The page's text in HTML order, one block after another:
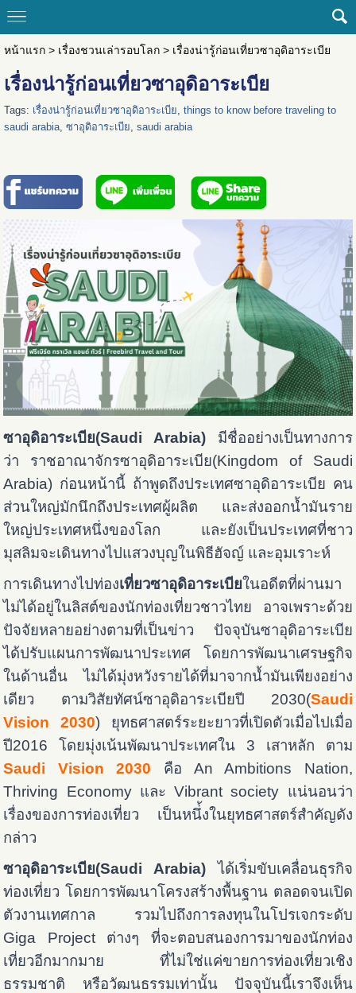
หน้าแรก> เรื่องชวนเล่ารอบโลก> เรื่องน่ารู้ก่อนเที่ยวซาอุดิอาระเบีย
เรื่องน่ารู้ก่อนเที่ยวซาอุดิอาระเบีย
Tags: เรื่องน่ารู้ก่อนเที่ยวซาอุดิอาระเบีย, things to know before traveling to
saudi arabia, ซาอุดิอาระเบีย, saudi arabia
ซาอุดิอาระเบีย(Saudi Arabia) มีชื่ออย่างเป็นทางการ
ว่า ราชอาณาจักรซาอุดิอาระเบีย(Kingdom of Saudi
Arabia) ก่อนหน้านี้ ถ้าพูดถึงประเทศซาอุดิอาระเบีย คน
ส่วนใหญ่มักนึกถึงประเทศผู้ผลิต และส่งออกน้ำมันราย
ใหญ่ประเทศหนึ่งของโลก และยังเป็นประเทศที่ชาว
มุสลิมจะเดินทางไปแสวงบุญในพิธีฮัจญ์ และอุมเราะห์
การเดินทางไปท่องเที่ยวซาอุดิอาระเบียในอดีตที่ผ่านมา
ไม่ได้อยู่ในลิสต์ของนักท่องเที่ยวชาวไทย อาจเพราะด้วย
ปัจจัยหลายอย่างตามที่เป็นข่าว ปัจจุบันซาอุดิอาระเบีย
ได้ปรับแผนการพัฒนาประเทศ โดยการพัฒนาเศรษฐกิจ
ในด้านอื่น ไม่ได้มุ่งหวังรายได้ที่มาจากน้ำมันเพียงอย่าง
เดียว ตามวิสัยทัศน์ซาอุดิอาระเบียปี 2030(Saudi
Vision 2030) ยุทธศาสตร์ระยะยาวที่เปิดตัวเมื่อไปเมื่อ
ปี2016 โดยมุ่งเน้นพัฒนาประเทศใน 3 เสาหลัก ตาม
Saudi Vision 2030 คือ An Ambitions Nation,
Thriving Economy และ Vibrant society แน่นอนว่า
เรื่องของการท่องเที่ยว เป็นหนึ่้งในยุทธศาสตร์สำคัญดัง
กล่าว
ซาอุดิอาระเบีย(Saudi Arabia) ได้เริ่มขับเคลื่อนธุรกิจ
ท่องเที่ยว โดยการพัฒนาโครงสร้างพื้นฐาน ตลอดจนเปิด
ตัวงานเทศกาล รวมไปถึงการลงทุนในโปรเจกระดับ
Giga Project ต่างๆ ที่จะตอบสนองการมาของนักท่อง
เที่ยวอีกมากมาย ที่ไม่ใช่แค่ขายการท่องเที่ยวเชิง
ธรรมชาติ หรือวัฒนธรรมเท่านั้น ปัจจุบันนี้เราจึงเห็น